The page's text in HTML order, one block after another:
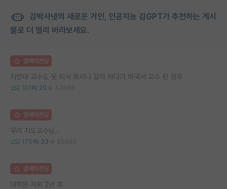
김박사넷의 새로운 거인, 인공지능 김GPT가 추천하는 게시
물로 더 멀리 바라보세요.
명예의전당
지방대 교수도 못 되서 회사나 갈까 하다가 미국서 교수 된 경우
101 20 43666
명예의전당
우리 지도교수님..
175 33 60660
명예의전당
대학원 자퇴 2년 후